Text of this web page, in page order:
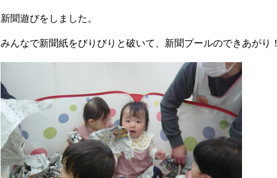
新聞遊びをしました。
みんなで新聞紙をびりびりと破いて、新聞プールのできあがり！